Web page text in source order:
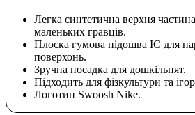
Легка синтетична верхня
маленьких гравців.
Плоска гумова підошва IC для
поверхонь.
Зручна посадка для дошкільнят.
Підходить для фізкультури та ігор
Логотип Swoosh Nike.